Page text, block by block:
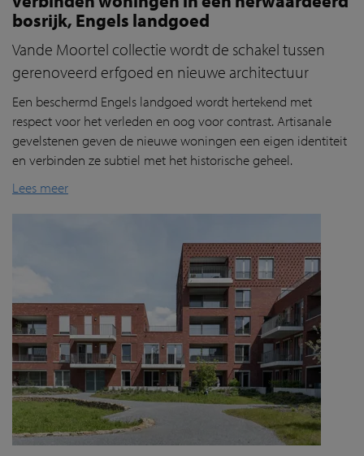
bosrijk, Engels landgoed
Vande Moortel collectie wordt de schakel tussen
gerenoveerd erfgoed en nieuwe architectuur
Een beschermd Engels landgoed wordt hertekend met
respect voor het verleden en oog voor contrast. Artisanale
gevelstenen geven de nieuwe woningen een eigen identiteit
en verbinden ze subtiel met het historische geheel.
Lees meer